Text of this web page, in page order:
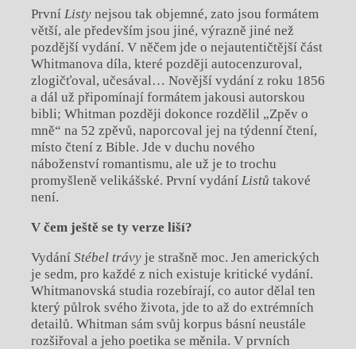
První Listynejsou tak objemné, zato jsou formátem
větší, ale především jsou jiné, výrazně jiné než
pozdější vydání. V něčem jde o nejautentičtější část
Whitmanova díla, které později autocenzuroval,
zlogičťoval, učesával… Novější vydání z roku 1856
a dál už připomínají formátem jakousi autorskou
bibli; Whitman později dokonce rozdělil „Zpěv o
mně“ na 52 zpěvů, naporcoval jej na týdenní čtení,
místo čtení z Bible. Jde v duchu nového
náboženství romantismu, ale už je to trochu
promyšleně velikášské. První vydání Listů takové
není.
V čem ještě se ty verze liší?
Vydání Stébel trávyje strašně moc. Jen amerických
je sedm, pro každé z nich existuje kritické vydání.
Whitmanovská studia rozebírají, co autor dělal ten
který půlrok svého života, jde to až do extrémních
detailů. Whitman sám svůj korpus básní neustále
rozšiřoval a jeho poetika se měnila. V prvních